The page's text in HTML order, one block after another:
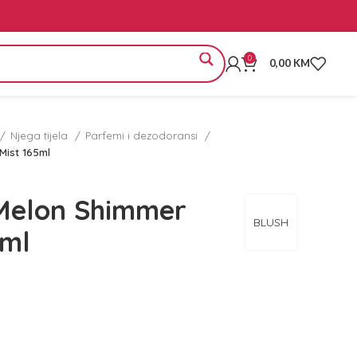
0 0,00 KM
Njega tijela
Parfemi i dezodoransi
165ml
BLUSH
Shimmer